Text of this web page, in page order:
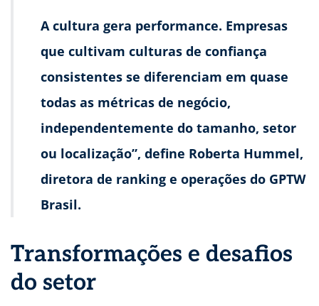
A cultura gera performance. Empresas
que cultivam culturas de confiança
consistentes se diferenciam em quase
todas as métricas de negócio,
independentemente do tamanho, setor
ou localização”, define Roberta Hummel,
diretora de ranking e operações do GPTW
Brasil.
Transformações e desafios
do setor